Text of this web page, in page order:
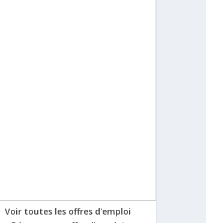
Voir toutes les offres d'emploi